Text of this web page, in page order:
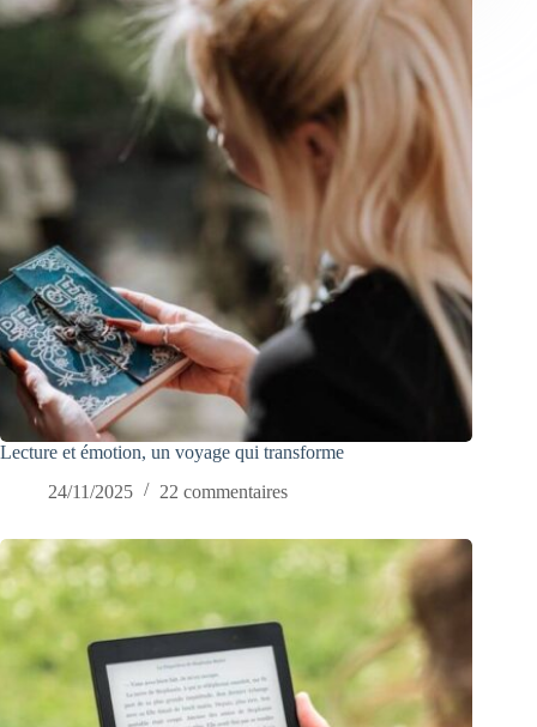
Lecture et émotion, un voyage qui transforme
24/11/2025
22 commentaires